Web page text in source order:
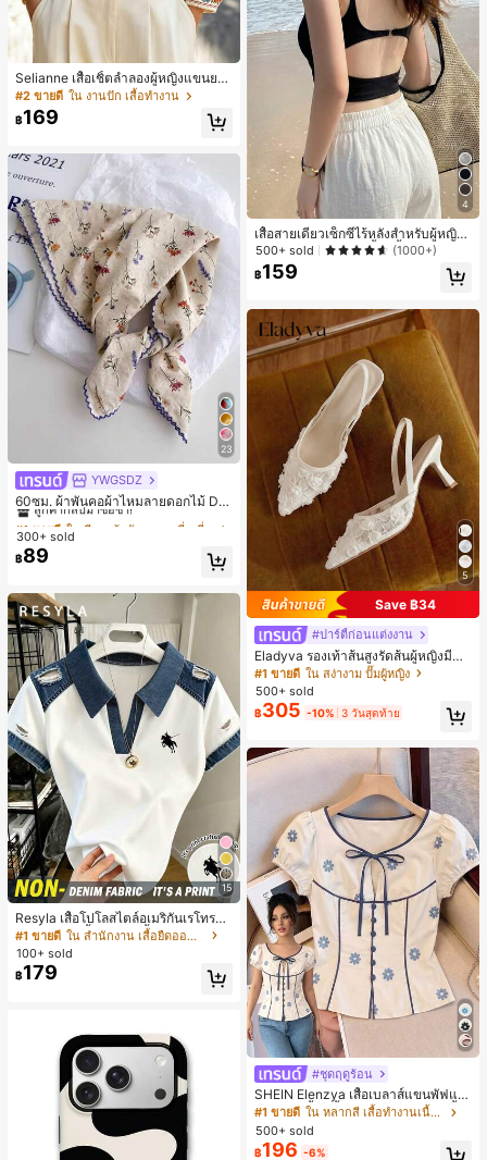
Selianne เสื้อเชิ้ตลำลองผู้หญิงแขนยา
ว คอวีเว้า ลายดอกไม้
#2 ขายดี ใน งานปัก เสื้อทำงาน
฿169
23
YWGSDZ
60ซม. ผ้าพันคอผ้าไหมลายดอกไม้ Dit
sy สีเบจ, เครื่องประดับใหม่สำหรับผู้หญิ
งฤดูใบไม้ผลิ/ฤดูใบไม้ร่วง, ผ้าพันคอผืน
บางอเนกประสงค์หรูหรา
#1 ขายดี
ลูกค้ากลับมาซื้อซ้ำ!
#1 ขายดี
ลูกค้ากลับมาซื้อซ้ำ!
#1 ขายดี
ลูกค้ากลับมาซื้อซ้ำ!
#1 ขายดี
ใน สีเบจ ผ้าพันคอทรงสี่เหลี่ยมและผ้าพันคอสำหรับผู้
300+ sold
฿89
15
Resyla เสื้อโปโลสไตล์อเมริกันเรโทรสำ
หรับผู้หญิง, เสื้อยืดแขนสั้นสำหรับผู้หญิ
ง, ลายม้า, สไตล์ Y2K, เสื้อโปโลแขนสั้น
แบบคัลเลอร์บล็อกสำหรับผู้หญิง
#1 ขายดี
ใน สำนักงาน เสื้อยืดออฟฟิศ
100+ sold
฿179
4
เสื้อสายเดี่ยวเซ็กซี่ไร้หลังสำหรับผู้หญิง
พร้อมบราแบบมีฟองน้ำ, เสื้อกล้ามแขน
กุด, เสื้อลำลองสีดำสำหรับฤดูร้อน
500+ sold (1000+)
฿159
5
Save ฿34
#ปาร์ตี้ก่อนแต่งงาน
Eladyva รองเท้าส้นสูงรัดส้นผู้หญิงมีดอ
กไม้ประดับตาข่ายเสริมและสามารถสว
มได้สองแบบ ส้นสูง 7 ซม. รูปแบบโรมัน
หรูหรา ส้นเข็ม ลุคเทพนิยาย
#1 ขายดี ใน สง่างาม ปั๊มผู้หญิง
500+ sold
฿305 -10% 3 วันสุดท้าย
#ชุดฤดูร้อน
SHEIN Elenzya เสื้อเบลาส์แขนพัฟแต่
งระบายสีพื้นสีน้ำเงินสำหรับผู้หญิง, เสื้อ
ครอปเข้ารูปผูกโบว์คอวีตัดกันสำหรับฤ
ดูร้อน
#1 ขายดี
ใน หลากสี เสื้อทำงานเนื้อผ้านุ่ม
500+ sold
฿196 -6%